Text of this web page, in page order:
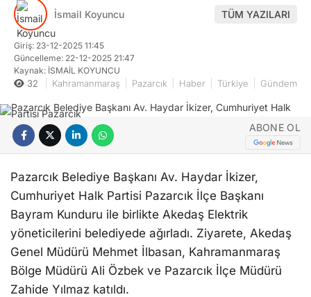
İsmail Koyuncu TÜM YAZILARI
Giriş: 23-12-2025 11:45
Güncelleme: 22-12-2025 21:47
Kaynak: İSMAİL KOYUNCU
32 Kahramanmaraş Pazarcık Haber Türkiye Gündem
ABONE OL
Pazarcık Belediye Başkanı Av. Haydar İkizer,
Cumhuriyet Halk Partisi Pazarcık İlçe Başkanı
Bayram Kunduru ile birlikte Akedaş Elektrik
yöneticilerini belediyede ağırladı. Ziyarete, Akedaş
Genel Müdürü Mehmet İlbasan, Kahramanmaraş
Bölge Müdürü Ali Özbek ve Pazarcık İlçe Müdürü
Zahide Yılmaz katıldı.